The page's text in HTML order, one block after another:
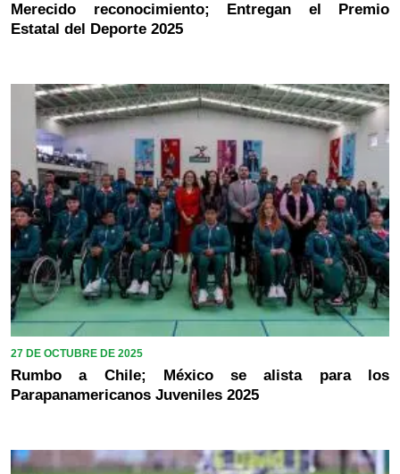
Merecido reconocimiento; Entregan el Premio
Estatal del Deporte 2025
27 DE OCTUBRE DE 2025
Rumbo a Chile; México se alista para los
Parapanamericanos Juveniles 2025